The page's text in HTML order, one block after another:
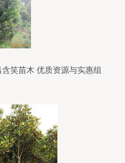
笑苗木 优质资源与实惠组